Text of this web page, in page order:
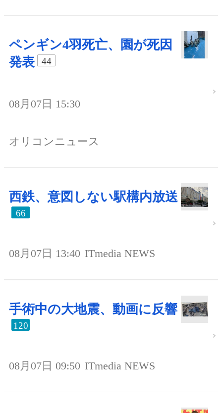
ペンギン4羽死亡、園が死因
発表
44
08月07日 15:30
オリコンニュース
西鉄、意図しない駅構内放送
66
08月07日 13:40 ITmedia NEWS
手術中の大地震、動画に反響
120
08月07日 09:50 ITmedia NEWS